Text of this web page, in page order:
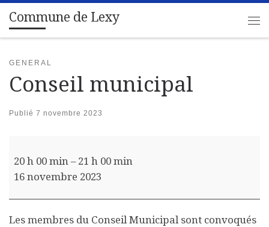
Passer au contenu
Commune de Lexy
GENERAL
Conseil municipal
Publié 7 novembre 2023
20 h 00 min – 21 h 00 min
16 novembre 2023
Les membres du Conseil Municipal sont convoqués